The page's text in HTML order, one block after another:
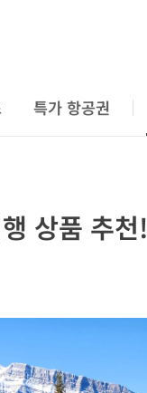
특가 항공권
상품 추천!